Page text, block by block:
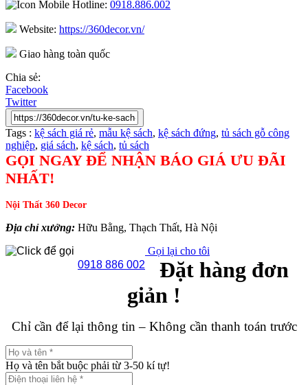
Hotline: 0918.886.002
Website: https://360decor.vn/
Giao hàng toàn quốc
Chia sẻ:
Facebook
Twitter
Tags : kệ sách giá rẻ, mẫu kệ sách, kệ sách đứng, tủ sách gỗ công
nghiệp, giá sách, kệ sách, tủ sách
GỌI NGAY ĐỂ NHẬN BÁO GIÁ ƯU ĐÃI
NHẤT!
Nội Thất 360 Decor
Địa chỉ xưởng: Hữu Bằng, Thạch Thất, Hà Nội
0918 886 002
Gọi lại cho tôi
Đặt hàng đơn
giản !
Chỉ cần để lại thông tin – Không cần thanh toán trước
Họ và tên bắt buộc phải từ 3-50 kí tự!